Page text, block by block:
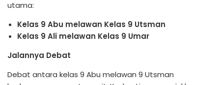
utama:
Kelas 9 Abu melawan Kelas 9 Utsman
Kelas 9 Ali melawan Kelas 9 Umar
Jalannya Debat
Debat antara kelas 9 Abu melawan 9 Utsman